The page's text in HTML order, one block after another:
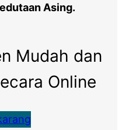
Asing.
Mudah dan
Online